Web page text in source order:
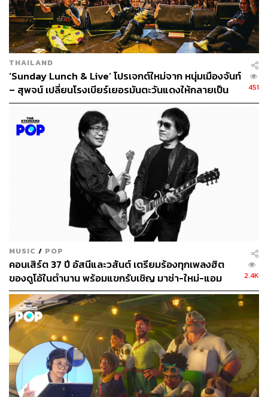
แอม: คือรุ่นเพื่อนแม่
แหม่ม:เขาก็จะร้องเพลงแบบเพราะๆ แต่อย่างไอ้สามคนนี้ที่
ออกมา
แอม:ร้องเพลงแล้วเต้นย้องแย้ง แบบนี้ยังไม่มี
ตอนนั้นจะมีแต่แบนด์ผู้ชายดังๆ อย่าง แกรนด์เอ็กซ์
แมคอินทอช
คิดว่าอะไรที่ทำให้แฟนเพลงจดจำ ‘สาวสาวสาว’ ได้มาจนถึง
ทุกอย่างมันรวมกันไปหมด
เพลงที่ดีด้วย
แอม:สมัยก่อนมันยังไม่มีโซเชียลเน็ตเวิร์กที่คอนเน็กต์กันทั่ว
โลก ทุกวันนี้ถ้าคุณอยากจะรู้จักศิลปินญี่ปุ่น เกาหลี ฝรั่ง คุณก็
สามารถชมงานของเขาได้โดยไม่ต้องเดินทางไปดู แต่สมัย
ก่อนมันไม่มี หนังก็เข้าฉายไม่พร้อมเมืองนอก เพราะฉะนั้น
ศิลปินต่างประเทศไม่ต้องพูดถึงเลย มันไกลเหลือเกิน
แหม่ม: มันก็มีแต่พวกเรานี่แหละที่เป็นวัยเดียวกัน (หัวเราะ)
ปุ้ม:
แล้วตอนนั้นพวกเด็กวัยรุ่นโดยเฉพาะที่เป็นผู้หญิงเหมือน
กัน เขาจะไม่มีต้นแบบ…
THAILAND
‘Sunday Lunch & Live’ โปรเจกต์ใหม่จาก หนุ่มเมืองจันท์
– สุพจน์ เปลี่ยนโรงเบียร์เยอรมันตะวันแดงให้กลายเป็น
เวทีคอนเสิร์ตมื้อเที่ยง
451
MUSIC / POP
คอนเสิร์ต 37 ปี อัสนีและวสันต์ เตรียมร้องทุกเพลงฮิต
ของดูโอ้ในตำนาน พร้อมแขกรับเชิญ มาช่า-ใหม่-แอม
ขายบัตร 8 มี.ค. นี้
2.4K